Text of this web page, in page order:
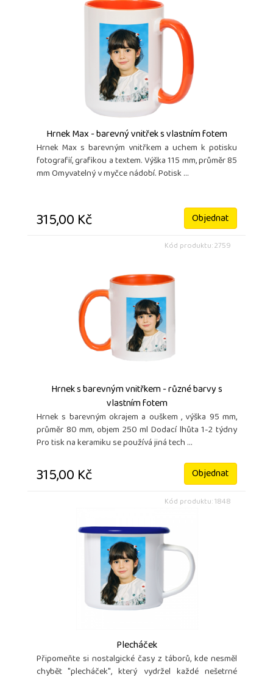
Hrnek Max - barevný vnitřek s vlastním fotem
Hrnek Max s barevným vnitřkem a uchem k potisku
fotografií, grafikou a textem. Výška 115 mm, průměr 85
mm Omyvatelný v myčce nádobí. Potisk ...
315,00 Kč Objednat
Kód produktu: 2759
Hrnek s barevným vnitřkem - různé barvy s
vlastním fotem
Hrnek s barevným okrajem a ouškem , výška 95 mm,
průměr 80 mm, objem 250 ml Dodací lhůta 1-2 týdny
Pro tisk na keramiku se používá jiná tech ...
315,00 Kč Objednat
Kód produktu: 1848
Plecháček
Připomeňte si nostalgické časy z táborů, kde nesměl
chybět "plecháček", který vydržel každé nešetrné